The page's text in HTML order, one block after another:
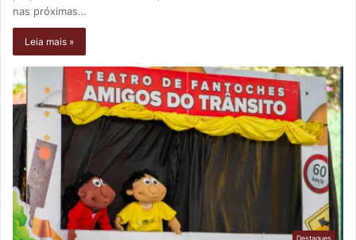
nas próximas…
Leia mais »
Destaques